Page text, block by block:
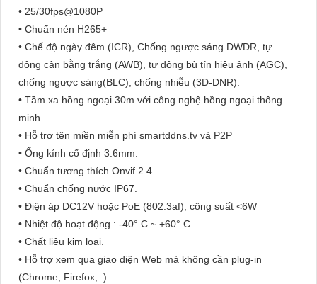
• 25/30fps@1080P
• Chuẩn nén H265+
• Chế độ ngày đêm (ICR), Chống ngược sáng DWDR, tự
động cân bằng trắng (AWB), tự động bù tín hiệu ảnh (AGC),
chống ngược sáng(BLC), chống nhiễu (3D-DNR).
• Tầm xa hồng ngoại 30m với công nghệ hồng ngoại thông
minh
• Hỗ trợ tên miền miễn phí smartddns.tv và P2P
• Ống kính cố định 3.6mm.
• Chuẩn tương thích Onvif 2.4.
• Chuẩn chống nước IP67.
• Điện áp DC12V hoặc PoE (802.3af), công suất <6W
• Nhiệt độ hoạt động : -40° C ~ +60° C.
• Chất liệu kim loại.
• Hỗ trợ xem qua giao diện Web mà không cần plug-in
(Chrome, Firefox,..)